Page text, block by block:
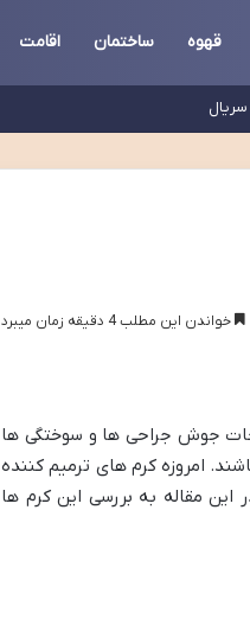
قهوه ساختمان اقامت
خواندن این مطلب 4 دقیقه زمان میبرد
جوش جراحی ها و سوختگی ها
امروزه کرم های ترمیم کننده
این مقاله به بررسی این کرم ها